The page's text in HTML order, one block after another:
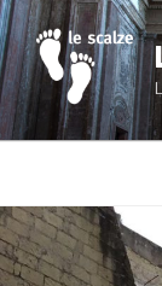
Salta
al
contenuto